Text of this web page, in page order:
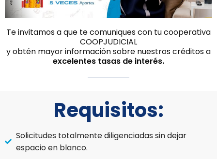
Te invitamos a que te comuniques con tu cooperativa
COOPJUDICIAL
y obtén mayor información sobre nuestros créditos a
excelentes tasas de interés.
Requisitos:
Solicitudes totalmente diligenciadas sin dejar
espacio en blanco.